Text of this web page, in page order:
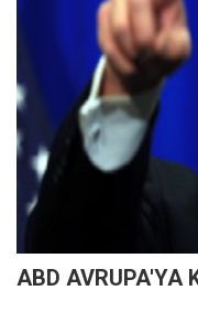
ABD AVRUPA'YA